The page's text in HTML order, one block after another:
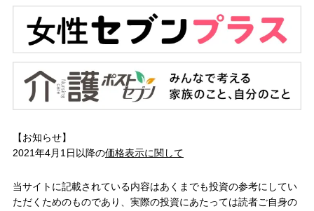
【お知らせ】
2021年4月1日以降の価格表示に関して
当サイトに記載されている内容はあくまでも投資の参考にしてい
ただくためのものであり、実際の投資にあたっては読者ご自身の